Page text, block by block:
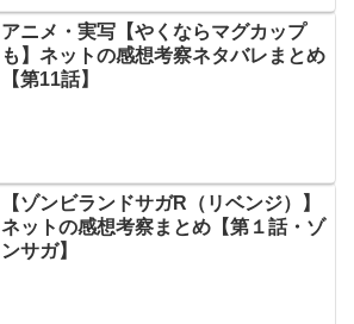
アニメ・実写【やくならマグカップ
も】ネットの感想考察ネタバレまとめ
【第11話】
【ゾンビランドサガR（リベンジ）】
ネットの感想考察まとめ【第１話・ゾ
ンサガ】